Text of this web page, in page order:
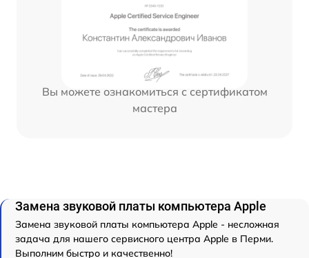
Вы можете ознакомиться с сертификатом
мастера
Замена звуковой платы компьютера Apple
Замена звуковой платы компьютера Apple - несложная
задача для нашего сервисного центра Apple в Перми.
Выполним быстро и качественно!